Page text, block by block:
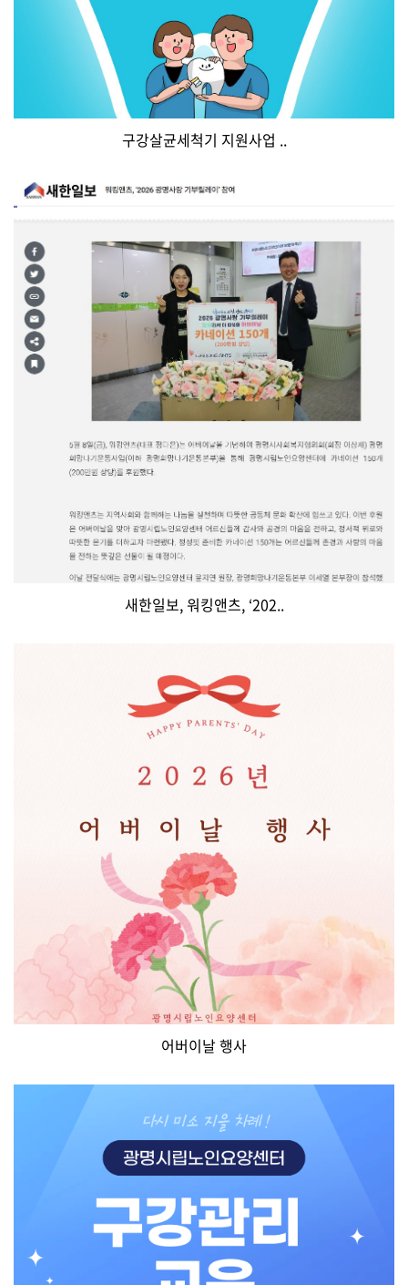
구강살균세척기 지원사업 ..
새한일보, 워킹앤츠, ‘202..
어버이날 행사